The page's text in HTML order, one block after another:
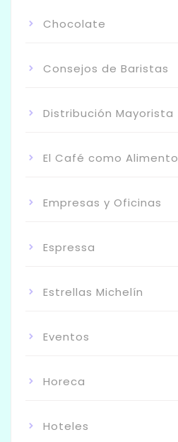
Chocolate
Consejos de Baristas
Distribución Mayorista
El Café como Alimento
Empresas y Oficinas
Espressa
Estrellas Michelín
Eventos
Horeca
Hoteles